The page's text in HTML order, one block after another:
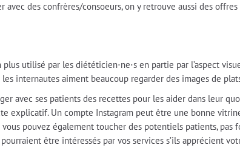
avec des confrères/consoeurs, on y retrouve aussi des
plus utilisé par les diététicien⋅ne⋅s en partie par l’aspect
internautes aiment beaucoup regarder des images de
avec ses patients des recettes pour les aider dans leur
explicatif. Un compte Instagram peut être une bonne
vous pouvez également toucher des potentiels patients,
être intéressés par vos services s’ils apprécient